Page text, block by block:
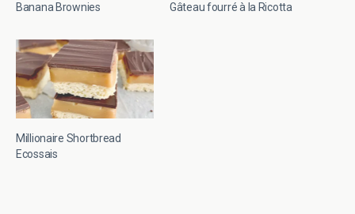
Banana Brownies Gâteau fourré à la Ricotta
Millionaire Shortbread
Ecossais